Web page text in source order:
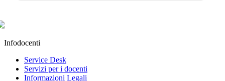
Infodocenti
Service Desk
Servizi per i docenti
Informazioni Legali